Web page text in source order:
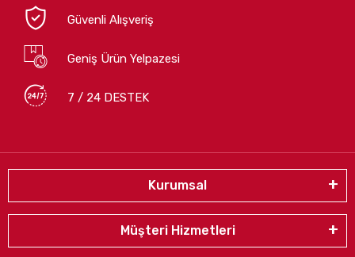
Güvenli Alışveriş
Geniş Ürün Yelpazesi
7 / 24 DESTEK
Kurumsal
Müşteri Hizmetleri